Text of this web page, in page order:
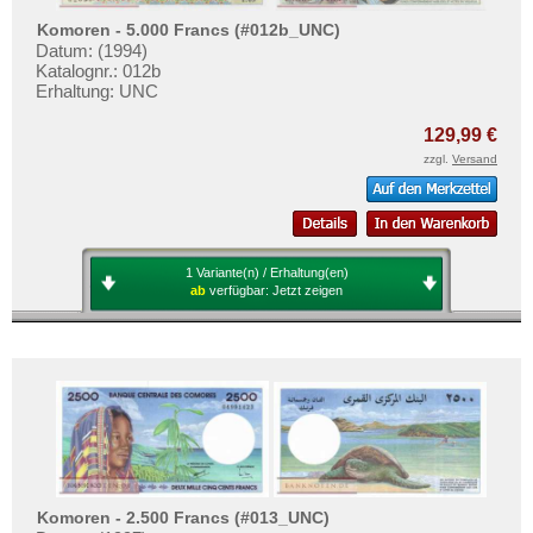
Senegal
Seychellen
Süd Sudan
Südafrika
Sudan
Tansania
Togo
Tschad
Mehr über...
Zahlungsbedingungen
Privatsphäre und Datenschutz
Komoren - 5.000 Francs (#012b_UNC)
Datum: (1994)
Katalognr.: 012b
Erhaltung: UNC
129,99 €
zzgl. Versand
1 Variante(n) / Erhaltung(en)
ab verfügbar: Jetzt zeigen
Komoren - 2.500 Francs (#013_UNC)